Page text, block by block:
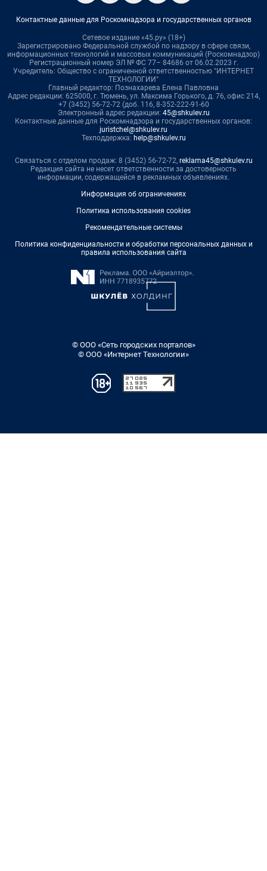
Контактные данные для Роскомнадзора и государственных органов
Сетевое издание «45.ру» (18+)
Зарегистрировано Федеральной службой по надзору в сфере связи,
информационных технологий и массовых коммуникаций (Роскомнадзор)
Регистрационный номер ЭЛ № ФС 77– 84686 от 06.02.2023 г.
Учредитель: Общество с ограниченной ответственностью "ИНТЕРНЕТ
ТЕХНОЛОГИИ"
Главный редактор: Познахарева Елена Павловна
Адрес редакции: 625000, г. Тюмень, ул. Максима Горького, д. 76, офис 214,
+7 (3452) 56-72-72 (доб. 116, 8-352-222-91-60
Электронный адрес редакции: 45@shkulev.ru
Контактные данные для Роскомнадзора и государственных органов:
juristchel@shkulev.ru
Техподдержка: help@shkulev.ru
Связаться с отделом продаж: 8 (3452) 56-72-72, reklama45@shkulev.ru
Редакция сайта не несет ответственности за достоверность
информации, содержащейся в рекламных объявлениях.
Информация об ограничениях
Политика использования cookies
Рекомендательные системы
Политика конфиденциальности и обработки персональных данных и
правила использования сайта
© ООО «Сеть городских порталов»
© ООО «Интернет Технологии»